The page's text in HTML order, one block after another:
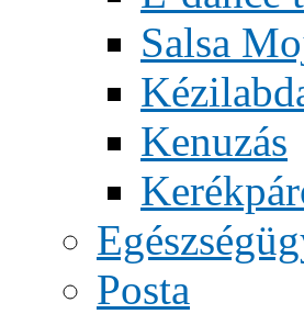
Salsa
Kenuzás
Posta